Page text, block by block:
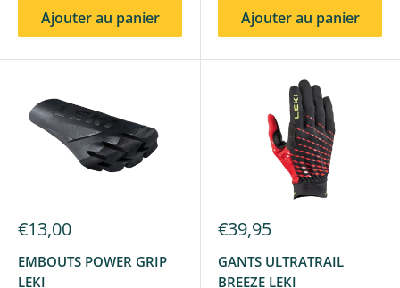
Ajouter au panier Ajouter au panier
€13,00
EMBOUTS POWER GRIP
LEKI
€39,95
GANTS ULTRATRAIL
BREEZE LEKI